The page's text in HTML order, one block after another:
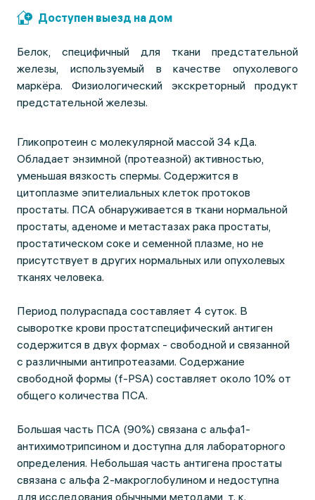
Доступен выезд на дом
Белок, специфичный для ткани предстательной
железы, используемый в качестве опухолевого
маркёра. Физиологический экскреторный продукт
предстательной железы.
Гликопротеин с молекулярной массой 34 кДа.
Обладает энзимной (протеазной) активностью,
уменьшая вязкость спермы. Содержится в
цитоплазме эпителиальных клеток протоков
простаты. ПСА обнаруживается в ткани нормальной
простаты, аденоме и метастазах рака простаты,
простатическом соке и семенной плазме, но не
присутствует в других нормальных или опухолевых
тканях человека.
Период полураспада составляет 4 суток. В
сыворотке крови простатспецифический антиген
содержится в двух формах - свободной и связанной
с различными антипротеазами. Содержание
свободной формы (f-PSA) составляет около 10% от
общего количества ПСА.
Большая часть ПСА (90%) связана с альфа1-
антихимотрипсином и доступна для лабораторного
определения. Небольшая часть антигена простаты
связана с альфа 2-макроглобулином и недоступна
для исследования обычными методами, т. к.